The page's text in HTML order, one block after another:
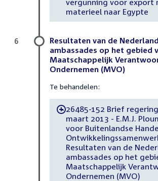
materieel naar Egypte
Resultaten van de
ambassades op het gebied
Maatschappelijk
Ondernemen (MVO)
Te behandelen:
-26485-152 Brief
maart 2013 - E.M.J.
voor Buitenlandse
Resultaten van de
ambassades op het
Maatschappelijk
Ondernemen (MVO)
6